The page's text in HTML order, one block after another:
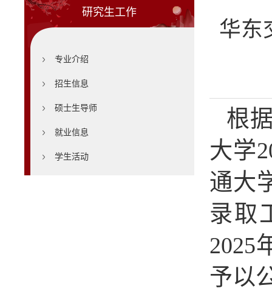
研究生工作
专业介绍
招生信息
硕士生导师
就业信息
学生活动
华东
根
大学
通大
录取
2025
予以